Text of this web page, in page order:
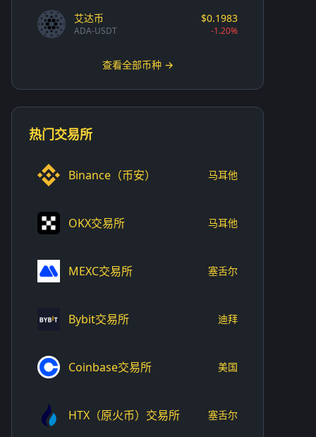
艾达币
ADA-USDT
$0.1983
-1.20%
查看全部币种 →
热门交易所
Binance（币安） 马耳他
OKX交易所 马耳他
MEXC交易所 塞舌尔
Bybit交易所 迪拜
Coinbase交易所 美国
HTX（原火币）交易所 塞舌尔